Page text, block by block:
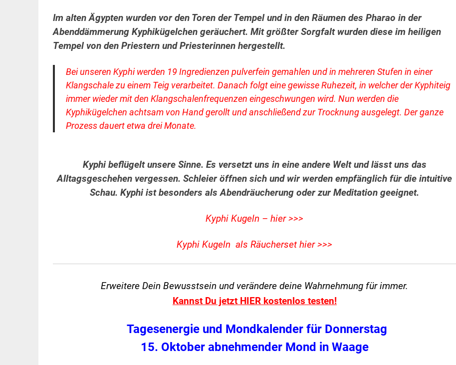
Im alten Ägypten wurden vor den Toren der Tempel und in den Räumen des Pharao in der
Abenddämmerung Kyphikügelchen geräuchert. Mit größter Sorgfalt wurden diese im heiligen
Tempel von den Priestern und Priesterinnen hergestellt.
Bei unseren Kyphi werden 19 Ingredienzen pulverfein gemahlen und in mehreren Stufen in einer
Klangschale zu einem Teig verarbeitet. Danach folgt eine gewisse Ruhezeit, in welcher der Kyphiteig
immer wieder mit den Klangschalenfrequenzen eingeschwungen wird. Nun werden die
Kyphikügelchen achtsam von Hand gerollt und anschließend zur Trocknung ausgelegt. Der ganze
Prozess dauert etwa drei Monate.
Kyphi beflügelt unsere Sinne. Es versetzt uns in eine andere Welt und lässt uns das
Alltagsgeschehen vergessen. Schleier öffnen sich und wir werden empfänglich für die intuitive
Schau. Kyphi ist besonders als Abendräucherung oder zur Meditation geeignet.
Kyphi Kugeln – hier >>>
Kyphi Kugeln als Räucherset hier >>>
Erweitere Dein Bewusstsein und veränderedeine Wahrnehmung für immer.
Kannst Du jetzt HIER kostenlos testen!
Tagesenergie und Mondkalender für Donnerstag
15. Oktober abnehmender Mond in Waage